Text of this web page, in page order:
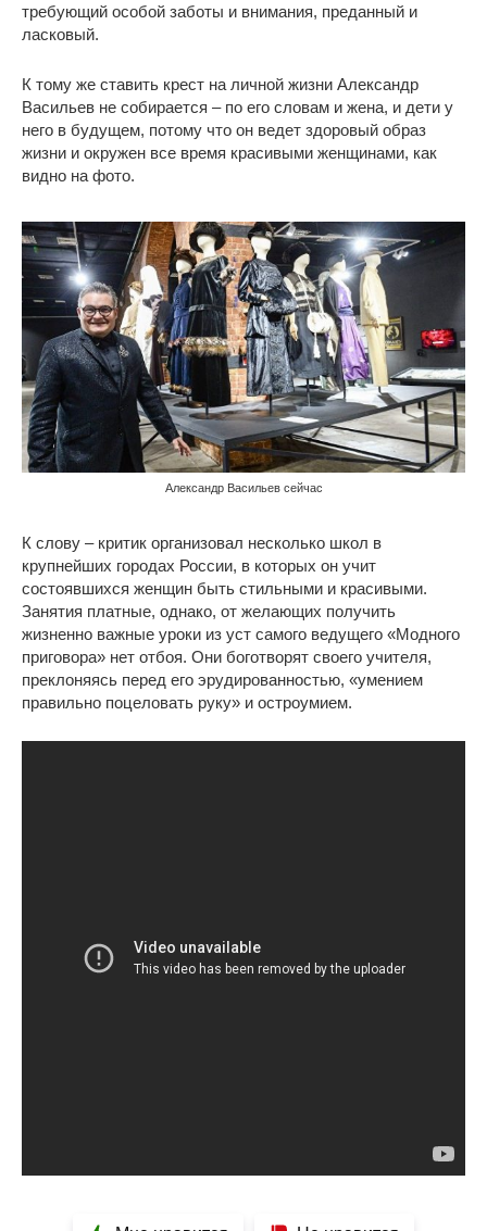
требующий особой заботы и внимания, преданный и
ласковый.
К тому же ставить крест на личной жизни Александр
Васильев не собирается – по его словам и жена, и дети у
него в будущем, потому что он ведет здоровый образ
жизни и окружен все время красивыми женщинами, как
видно на фото.
Александр Васильев сейчас
К слову – критик организовал несколько школ в
крупнейших городах России, в которых он учит
состоявшихся женщин быть стильными и красивыми.
Занятия платные, однако, от желающих получить
жизненно важные уроки из уст самого ведущего «Модного
приговора» нет отбоя. Они боготворят своего учителя,
преклоняясь перед его эрудированностью, «умением
правильно поцеловать руку» и остроумием.